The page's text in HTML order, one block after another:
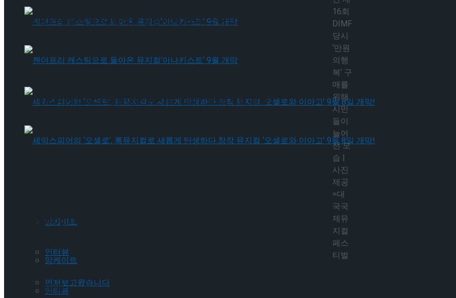
젠더프리 캐스팅으로 돌아온 뮤지컬’아나키스트’ 9월 개막
셰익스피어의 ‘오셀로’, 록뮤지컬로 새롭게 탄생하다.창작 뮤지컬 ‘오셀로와 이아고’ 9월 8일 개막!
앙케이트
인터뷰
먼저보고왔습니다
‘로미오와 줄리엣’의 발칙한 평행세계,연극 ‘스타크로스드’ 9월 재연
젠더프리 캐스팅으로 돌아온 뮤지컬’아나키스트’ 9월 개막
셰익스피어의 ‘오셀로’, 록뮤지컬로 새롭게 탄생하다.창작 뮤지컬 ‘오셀로와 이아고’ 9월 8일 개막!
Trending Tags
앙케이트
인터뷰
16회
DIMF
당시
‘만원
의행
복’ 구
매를
위해
시민
들이
늘어
선 모
습 |
사진
제공
=대
국국
제뮤
지컬
페스
티벌
원의행복’ 판매를 시작한다.